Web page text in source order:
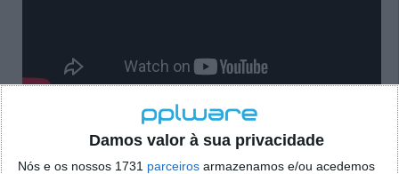
Damos valor à sua privacidade
Nós e os nossos 1731 parceiros armazenamos e/ou acedemos
Ali, os visitantes podem ver uma ampla gama de
produtos emblemáticos da Nintendo.